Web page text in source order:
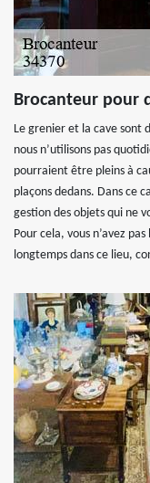
Brocanteur pour
Le grenier et la cave sont
nous n’utilisons pas
pourraient être pleins à
plaçons dedans. Dans ce
gestion des objets qui ne
Pour cela, vous n’avez
longtemps dans ce lieu,